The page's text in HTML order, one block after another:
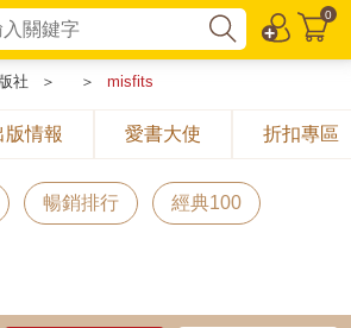
0
社 ＞ ＞ misfits
版情報 愛書大使 折扣專區
暢銷排行 經典100